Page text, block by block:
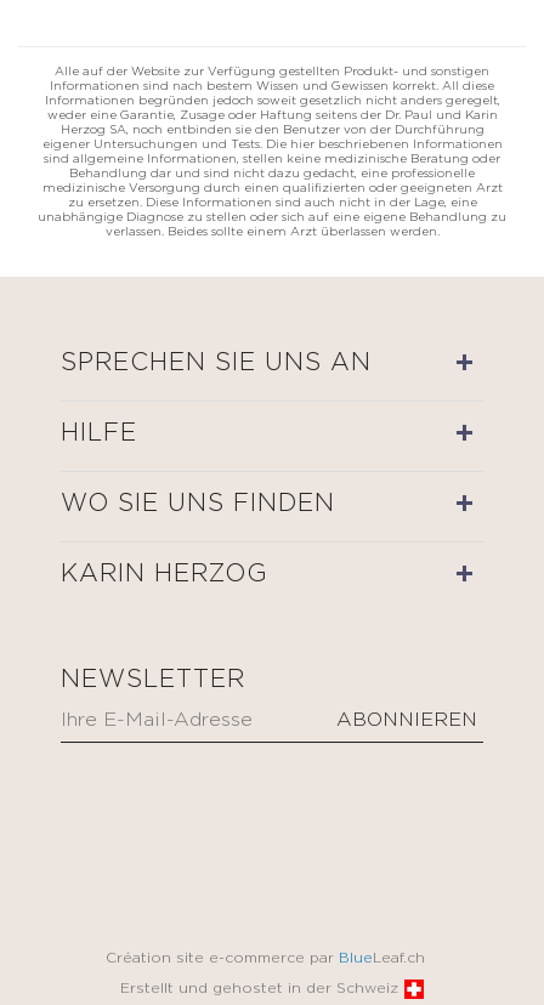
Alle auf der Website zur Verfügung gestellten Produkt- und sonstigen
Informationen sind nach bestem Wissen und Gewissen korrekt. All diese
Informationen begründen jedoch soweit gesetzlich nicht anders geregelt,
weder eine Garantie, Zusage oder Haftung seitens der Dr. Paul und Karin
Herzog SA, noch entbinden sie den Benutzer von der Durchführung
eigener Untersuchungen und Tests. Die hier beschriebenen Informationen
sind allgemeine Informationen, stellen keine medizinische Beratung oder
Behandlung dar und sind nicht dazu gedacht, eine professionelle
medizinische Versorgung durch einen qualifizierten oder geeigneten Arzt
zu ersetzen. Diese Informationen sind auch nicht in der Lage, eine
unabhängige Diagnose zu stellen oder sich auf eine eigene Behandlung zu
verlassen. Beides sollte einem Arzt überlassen werden.
SPRECHEN SIE UNS AN
HILFE
WO SIE UNS FINDEN
KARIN HERZOG
NEWSLETTER
Création site e-commerce par Blue Leaf.ch
Erstellt und gehostet in der Schweiz